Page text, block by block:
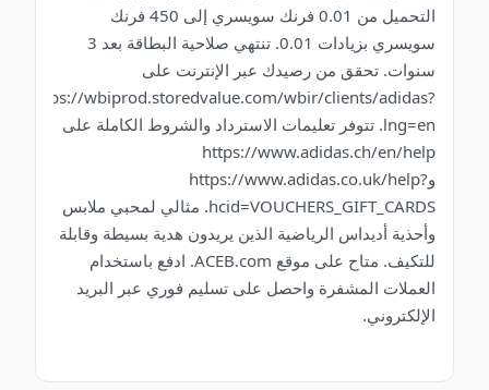
التحميل من 0.01 فرنك سويسري إلى 450 فرنك
سويسري بزيادات 0.01. تنتهي صلاحية البطاقة بعد 3
سنوات. تحقق من رصيدك عبر الإنترنت على
https://wbiprod.storedvalue.com/wbir/clients/adidas?
lng=en. تتوفر تعليمات الاسترداد والشروط الكاملة على
https://www.adidas.ch/en/help
وhttps://www.adidas.co.uk/help?
hcid=VOUCHERS_GIFT_CARDS. مثالي لمحبي ملابس
وأحذية أديداس الرياضية الذين يريدون هدية بسيطة وقابلة
للتكيف. متاح على موقع ACEB.com. ادفع باستخدام
العملات المشفرة واحصل على تسليم فوري عبر البريد
الإلكتروني.